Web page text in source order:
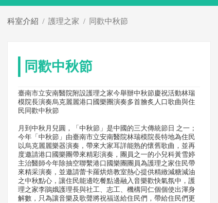
科室介紹 護理之家 同歡中秋節
同歡中秋節
臺南市立安南醫院附設護理之家今舉辦中秋節慶祝活動林瑞
模院長演奏烏克麗麗港口國樂團演奏多首膾炙人口歌曲與住
民同歡中秋節
月到中秋月兒圓，「中秋節」是中國的三大傳統節日 之一；
今年「中秋節」由臺南市立安南醫院林瑞模院長特地為住民
以烏克麗麗樂器演奏，帶來大家耳詳能熟的懷舊歌曲，並再
度邀請港口國樂團帶來精彩演奏，團員之一的小兒科黃雪婷
主治醫師今年除抽空聯繫港口國樂團團員為護理之家住民帶
來精采演奏，並邀請蕾卡羅烘焙教室熱心提供精緻減糖減油
之中秋點心，讓住民能邊吃餐點邊融入音樂歡快氣氛中，護
理之家李鵑娥護理長與社工、志工、機構同仁個個使出渾身
解數，只為讓音樂及歌聲將祝福送給住民們，帶給住民們更